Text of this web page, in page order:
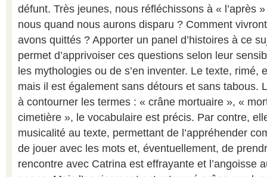
défunt. Très jeunes, nous réfléchissons à « l’après
nous quand nous aurons disparu ? Comment
avons quittés ? Apporter un panel d’histoires à ce
permet d’apprivoiser ces questions selon leur
les mythologies ou de s’en inventer. Le texte, rimé,
mais il est également sans détours et sans tabous.
à contourner les termes : « crâne mortuaire », «
cimetière », le vocabulaire est précis. Par contre,
musicalité au texte, permettant de l’appréhender
de jouer avec les mots et, éventuellement, de
rencontre avec Catrina est effrayante et l’angoisse